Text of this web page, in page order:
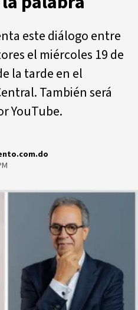
este diálogo entre
el miércoles 19 de
la tarde en el
También será
YouTube.